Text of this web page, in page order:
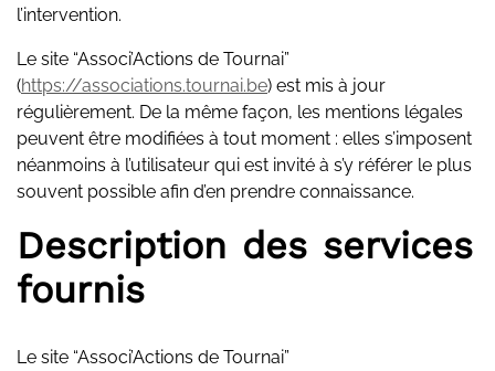
l’intervention.
Le site “Associ’Actions de Tournai”
(https://associations.tournai.be) est mis à jour
régulièrement. De la même façon, les mentions légales
peuvent être modifiées à tout moment : elles s’imposent
néanmoins à l’utilisateur qui est invité à s’y référer le plus
souvent possible afin d’en prendre connaissance.
Description des services
fournis
Le site “Associ’Actions de Tournai”